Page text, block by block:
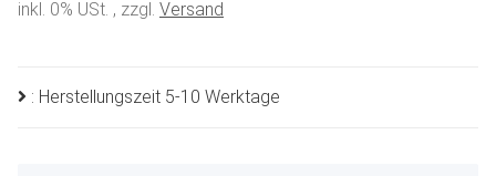
inkl. 0% USt. , zzgl. Versand
: Herstellungszeit 5-10 Werktage